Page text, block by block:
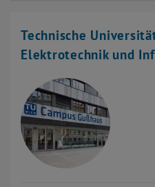
Technische
Elektrotechnik und